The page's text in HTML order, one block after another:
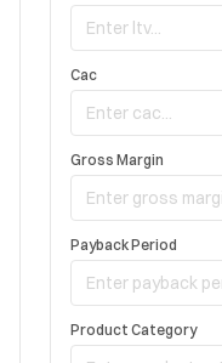
Cac
Gross Margin
Payback Period
Product Category